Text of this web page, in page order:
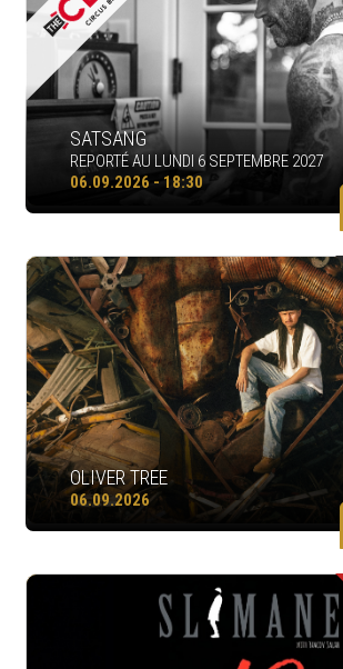
SATSANG
REPORTÉ AU LUNDI 6 SEPTEMBRE 2027
06.09.2026 - 18:30
OLIVER TREE
06.09.2026